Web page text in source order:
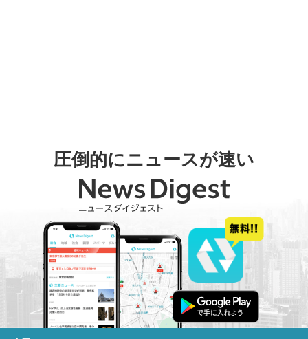
圧倒的にニュースが速い